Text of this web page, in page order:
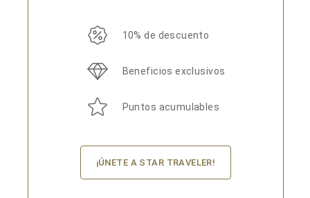
10% de descuento
Beneficios exclusivos
Puntos acumulables
¡ÚNETE A STAR TRAVELER!